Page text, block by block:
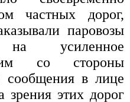
частных дорог,
паровозы
усиленное
им со стороны
сообщения в лице
этих дорог